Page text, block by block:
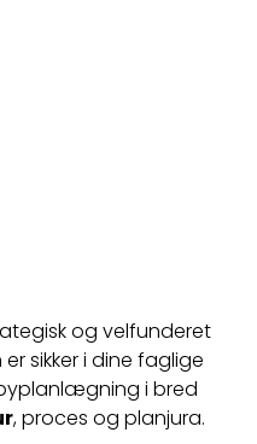
og velfunderet
sikker i dine faglige
i bred
, proces og planjura.